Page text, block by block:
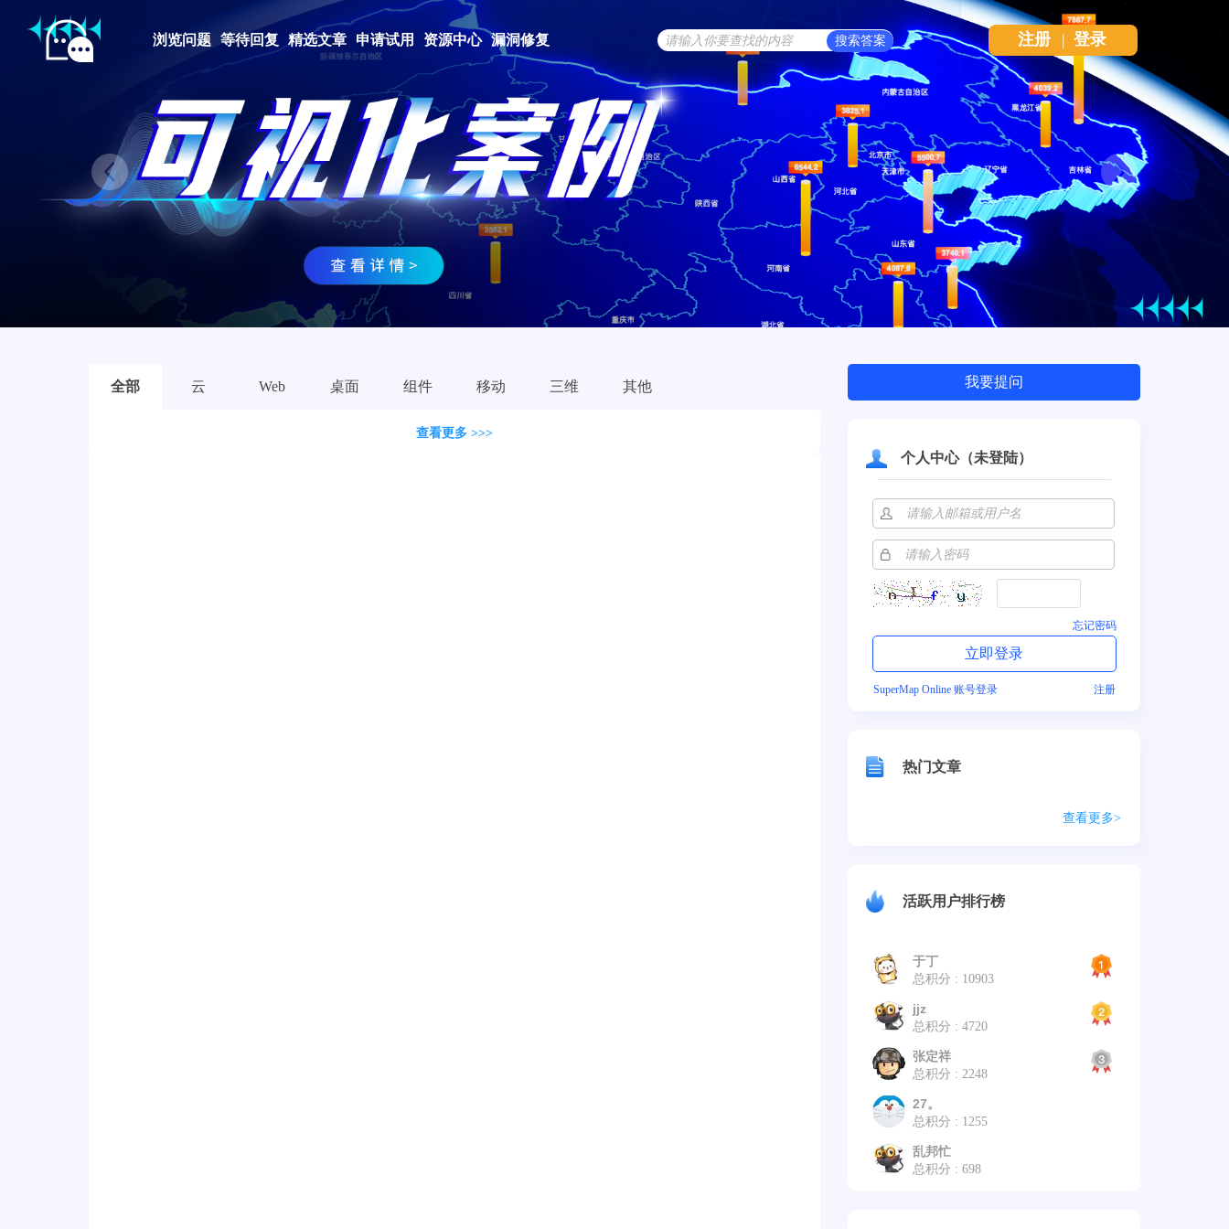
Next
Prev
浏览问题 等待回复 精选文章 申请试用 资源中心 漏洞修复 注册 | 登录
全部 云 Web 桌面 组件 移动 三维 其他
查看更多 >>>
个人中心（未登陆）
忘记密码
SuperMap Online 账号登录 注册
热门文章
查看更多>
活跃用户排行榜
于丁
总积分 : 10903
jjz
总积分 : 4720
张定祥
总积分 : 2248
27。
总积分 : 1255
乱邦忙
总积分 : 698